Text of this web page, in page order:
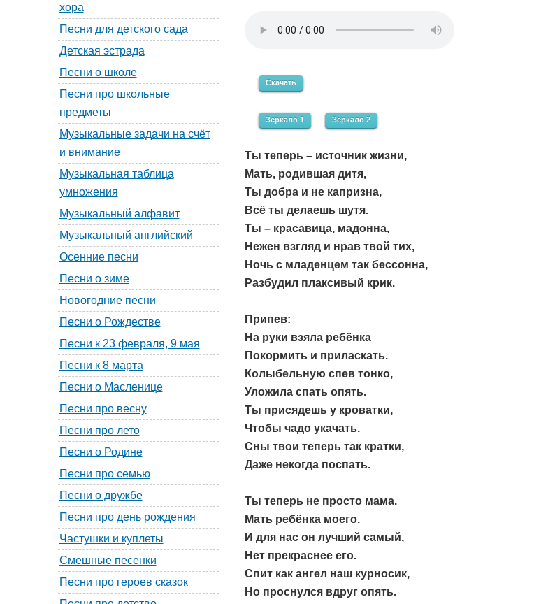
хора
Песни для детского сада
Детская эстрада
Песни о школе
Песни про школьные
предметы
Музыкальные задачи на счёт
и внимание
Музыкальная таблица
умножения
Музыкальный алфавит
Музыкальный английский
Осенние песни
Песни о зиме
Новогодние песни
Песни о Рождестве
Песни к 23 февраля, 9 мая
Песни к 8 марта
Песни о Масленице
Песни про весну
Песни про лето
Песни о Родине
Песни про семью
Песни о дружбе
Песни про день рождения
Частушки и куплеты
Смешные песенки
Песни про героев сказок
Скачать
Зеркало 1 Зеркало 2
Ты теперь – источник жизни,
Мать, родившая дитя,
Ты добра и не капризна,
Всё ты делаешь шутя.
Ты – красавица, мадонна,
Нежен взгляд и нрав твой тих,
Ночь с младенцем так бессонна,
Разбудил плаксивый крик.
Припев:
На руки взяла ребёнка
Покормить и приласкать.
Колыбельную спев тонко,
Уложила спать опять.
Ты присядешь у кроватки,
Чтобы чадо укачать.
Сны твои теперь так кратки,
Даже некогда поспать.
Ты теперь не просто мама.
Мать ребёнка моего.
И для нас он лучший самый,
Нет прекраснее его.
Спит как ангел наш курносик,
Но проснулся вдруг опять.